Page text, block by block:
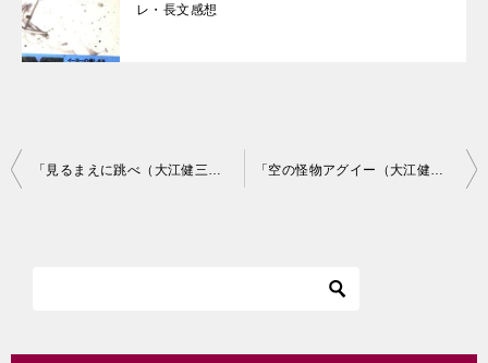
レ・長文感想
投
「見るまえに跳べ（大江健三郎）」のあらすじ・ネタバレ・長文感想 「空の怪物アグイー（大江健三郎）」のあらすじ・ネタバレ・長文感想